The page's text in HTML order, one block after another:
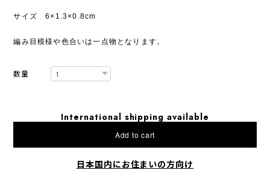
サイズ 6×1.3×0.8cm
編み目模様や色合いは一点物となります。
数量
International shipping available
Add to cart
日本国内にお住まいの方向け